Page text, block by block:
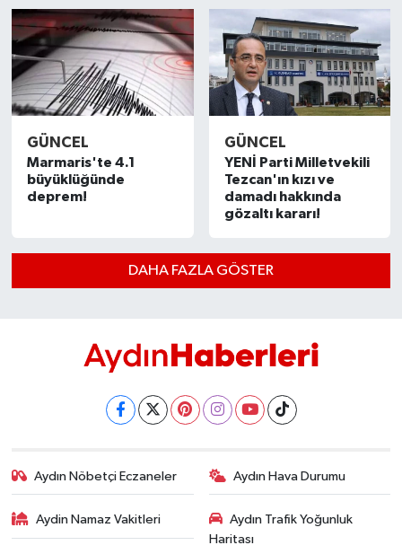
GÜNCEL
Marmaris'te 4.1
büyüklüğünde
deprem!
GÜNCEL
YENİ Parti Milletvekili
Tezcan'ın kızı ve
damadı hakkında
gözaltı kararı!
DAHA FAZLA GÖSTER
Aydın Nöbetçi Eczaneler Aydın Hava Durumu
Aydin Namaz Vakitleri
Aydın Trafik Yoğunluk
Haritası
KÜTAHYA
MANİSA
UŞAK